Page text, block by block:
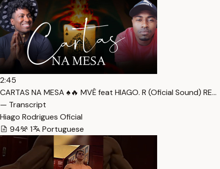
2:45
CARTAS NA MESA ♠️🔥 MVÊ feat HIAGO. R (Oficial Sound) RE…
— Transcript
Hiago Rodrigues Oficial
94
1 Portuguese